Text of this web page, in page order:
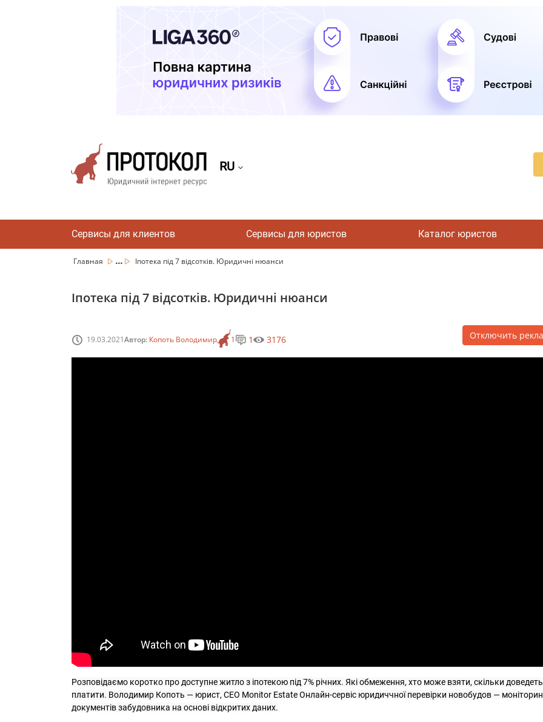
RU
Сервисы для клиентов Сервисы для юристов Каталог юристов
Главная ... Іпотека під 7 відсотків. Юридичні нюанси
Іпотека під 7 відсотків. Юридичні нюанси
19.03.2021Автор: Копоть Володимир 1 1 3176 Отключить
Розповідаємо коротко про доступне житло з іпотекою під 7% річних. Які обмеження, хто може взяти, скільки
платити. Володимир Копоть — юрист, CEO Monitor Estate Онлайн-сервіс юридиччної перевірки новобудов —
документів забудовника на основі відкритих даних.